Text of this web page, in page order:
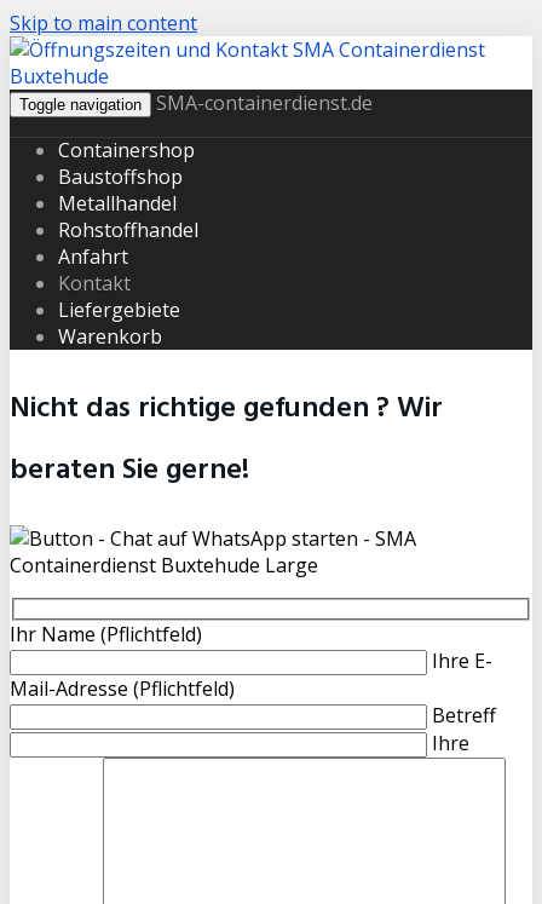
Skip to main content
Toggle navigation
SMA-containerdienst.de
Containershop
Baustoffshop
Metallhandel
Rohstoffhandel
Anfahrt
Kontakt
Liefergebiete
Warenkorb
Nicht das richtige gefunden ? Wir
beraten Sie gerne!
Ihr Name (Pflichtfeld)
Ihre E-
Mail-Adresse (Pflichtfeld)
Betreff
Ihre